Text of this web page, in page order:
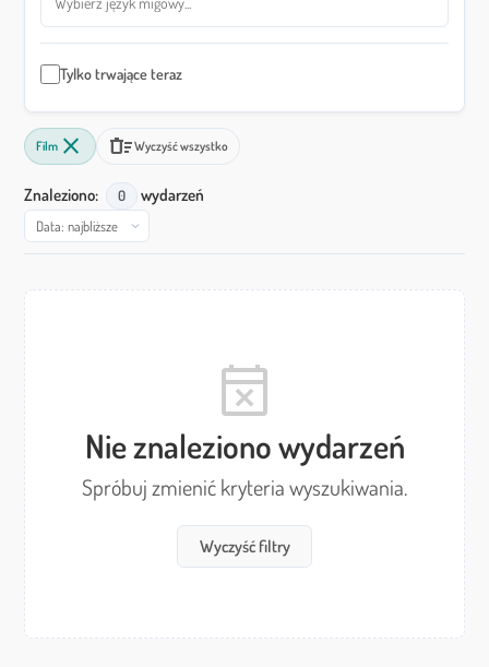
Tylko trwające teraz
Film close delete_sweepWyczyść wszystko
Znaleziono: 0 wydarzeń
Sortuj wyniki według
Wyniki wyszukiwania
event_busy
Nie znaleziono wydarzeń
Spróbuj zmienić kryteria wyszukiwania.
Wyczyść filtry